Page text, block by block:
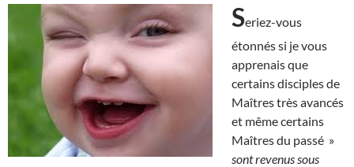
Seriez-vous
étonnés si je vous
apprenais que
certains disciples de
Maîtres très avancés
et même certains
Maîtres du passé »
sont revenus sous